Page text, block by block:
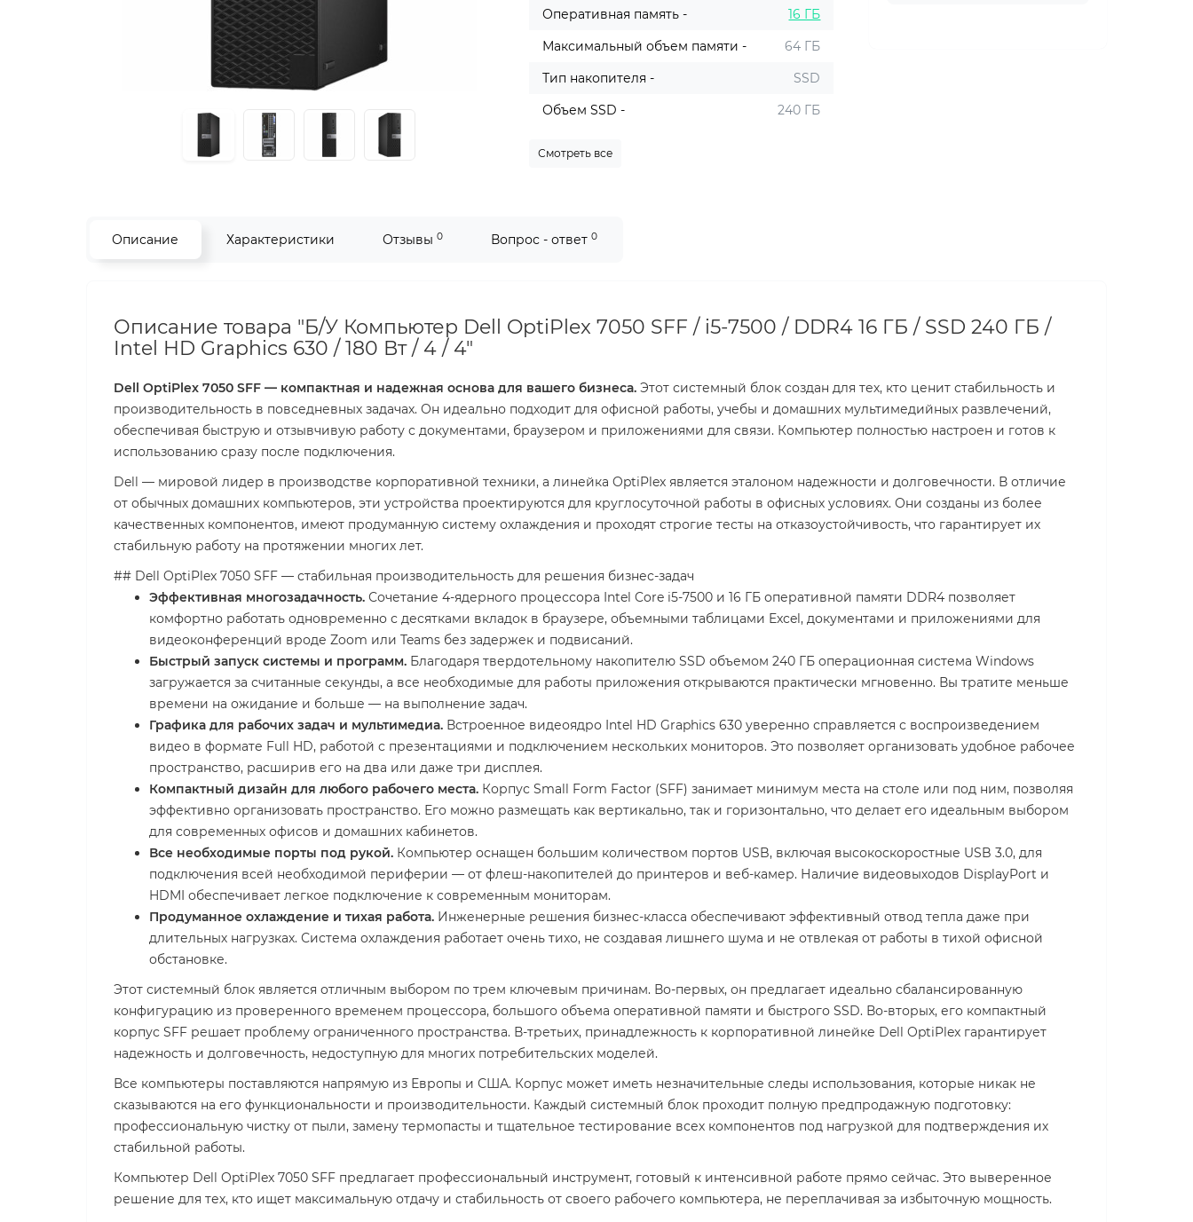
Оперативная память -
16 ГБ
Максимальный объем памяти -
64 ГБ
Тип накопителя -
SSD
Объем SSD -
240 ГБ
Смотреть все
Описание Характеристики Отзывы 0 Вопрос - ответ 0
Описание товара "Б/У Компьютер Dell OptiPlex 7050 SFF / i5-7500 / DDR4 16 ГБ / SSD 240 ГБ /
Intel HD Graphics 630 / 180 Вт / 4 / 4"
Dell OptiPlex 7050 SFF — компактная и надежная основа для вашего бизнеса. Этот системный блок создан для тех, кто ценит стабильность и
производительность в повседневных задачах. Он идеально подходит для офисной работы, учебы и домашних мультимедийных развлечений,
обеспечивая быструю и отзывчивую работу с документами, браузером и приложениями для связи. Компьютер полностью настроен и готов к
использованию сразу после подключения.
Dell — мировой лидер в производстве корпоративной техники, а линейка OptiPlex является эталоном надежности и долговечности. В отличие
от обычных домашних компьютеров, эти устройства проектируются для круглосуточной работы в офисных условиях. Они созданы из более
качественных компонентов, имеют продуманную систему охлаждения и проходят строгие тесты на отказоустойчивость, что гарантирует их
стабильную работу на протяжении многих лет.
## Dell OptiPlex 7050 SFF — стабильная производительность для решения бизнес-задач
Эффективная многозадачность. Сочетание 4-ядерного процессора Intel Core i5-7500 и 16 ГБ оперативной памяти DDR4 позволяет
комфортно работать одновременно с десятками вкладок в браузере, объемными таблицами Excel, документами и приложениями для
видеоконференций вроде Zoom или Teams без задержек и подвисаний.
Быстрый запуск системы и программ. Благодаря твердотельному накопителю SSD объемом 240 ГБ операционная система Windows
загружается за считанные секунды, а все необходимые для работы приложения открываются практически мгновенно. Вы тратите меньше
времени на ожидание и больше — на выполнение задач.
Графика для рабочих задач и мультимедиа. Встроенное видеоядро Intel HD Graphics 630 уверенно справляется с воспроизведением
видео в формате Full HD, работой с презентациями и подключением нескольких мониторов. Это позволяет организовать удобное рабочее
пространство, расширив его на два или даже три дисплея.
Компактный дизайн для любого рабочего места. Корпус Small Form Factor (SFF) занимает минимум места на столе или под ним, позволяя
эффективно организовать пространство. Его можно размещать как вертикально, так и горизонтально, что делает его идеальным выбором
для современных офисов и домашних кабинетов.
Все необходимые порты под рукой. Компьютер оснащен большим количеством портов USB, включая высокоскоростные USB 3.0, для
подключения всей необходимой периферии — от флеш-накопителей до принтеров и веб-камер. Наличие видеовыходов DisplayPort и
HDMI обеспечивает легкое подключение к современным мониторам.
Продуманное охлаждение и тихая работа. Инженерные решения бизнес-класса обеспечивают эффективный отвод тепла даже при
длительных нагрузках. Система охлаждения работает очень тихо, не создавая лишнего шума и не отвлекая от работы в тихой офисной
обстановке.
Этот системный блок является отличным выбором по трем ключевым причинам. Во-первых, он предлагает идеально сбалансированную
конфигурацию из проверенного временем процессора, большого объема оперативной памяти и быстрого SSD. Во-вторых, его компактный
корпус SFF решает проблему ограниченного пространства. В-третьих, принадлежность к корпоративной линейке Dell OptiPlex гарантирует
надежность и долговечность, недоступную для многих потребительских моделей.
Все компьютеры поставляются напрямую из Европы и США. Корпус может иметь незначительные следы использования, которые никак не
сказываются на его функциональности и производительности. Каждый системный блок проходит полную предпродажную подготовку:
профессиональную чистку от пыли, замену термопасты и тщательное тестирование всех компонентов под нагрузкой для подтверждения их
стабильной работы.
Компьютер Dell OptiPlex 7050 SFF предлагает профессиональный инструмент, готовый к интенсивной работе прямо сейчас. Это выверенное
решение для тех, кто ищет максимальную отдачу и стабильность от своего рабочего компьютера, не переплачивая за избыточную мощность.